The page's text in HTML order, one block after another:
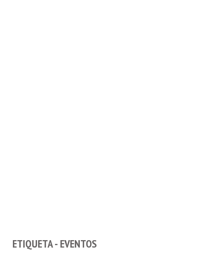
ETIQUETA - EVENTOS